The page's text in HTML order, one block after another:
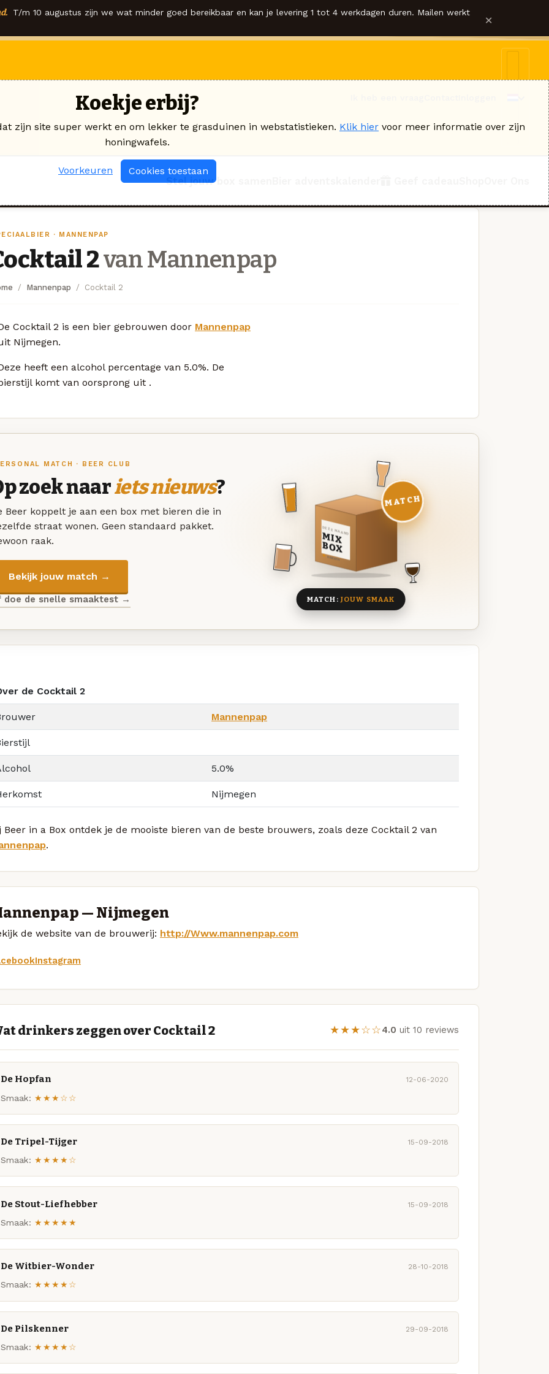
T/m 10 augustus zijn we wat minder goed bereikbaar en kan je levering 1 tot 4 werkdagen duren. Mailen werkt ×
Stel jouw box samen
· MANNENPAP
2van Mannenpap
Mannenpap Cocktail 2
Cocktail 2 is een bier gebrouwen door Mannenpap
Nijmegen.
heeft een alcohol percentage van 5.0%. De
komt van oorsprong uit .
MATCH · BEER CLUB
zoek naariets nieuws?
Beer koppelt je aan een box met bieren die in
straat wonen. Geen standaard pakket.
raak.
Bekijk jouw match →
doe de snelle smaaktest →
DEZE MAAND
MIX
BOX
8 BIEREN
MATCH
MATCH: JOUW SMAAK
de Cocktail 2
Mannenpap
5.0%
Nijmegen
Beer in a Box ontdek je de mooiste bieren van de beste brouwers, zoals deze Cocktail 2 van
.
— Nijmegen
de website van de brouwerij: http://Www.mannenpap.com
Instagram
drinkers zeggen over Cocktail 2 ★★★☆☆4.0 uit 10 reviews
De Hopfan 12-06-2020
Smaak: ★★★☆☆
De Tripel-Tijger 15-09-2018
Smaak: ★★★★☆
De Stout-Liefhebber 15-09-2018
Smaak: ★★★★★
De Witbier-Wonder 28-10-2018
Smaak: ★★★★☆
De Pilskenner 29-09-2018
Smaak: ★★★★☆
Koekje erbij?
zijn site super werkt en om lekker te grasduinen in webstatistieken. Klik hier voor meer informatie over zijn
honingwafels.
Voorkeuren Cookies toestaan